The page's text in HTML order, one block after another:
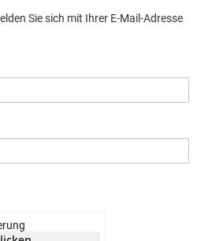
Sie sich mit Ihrer E-Mail-Adresse